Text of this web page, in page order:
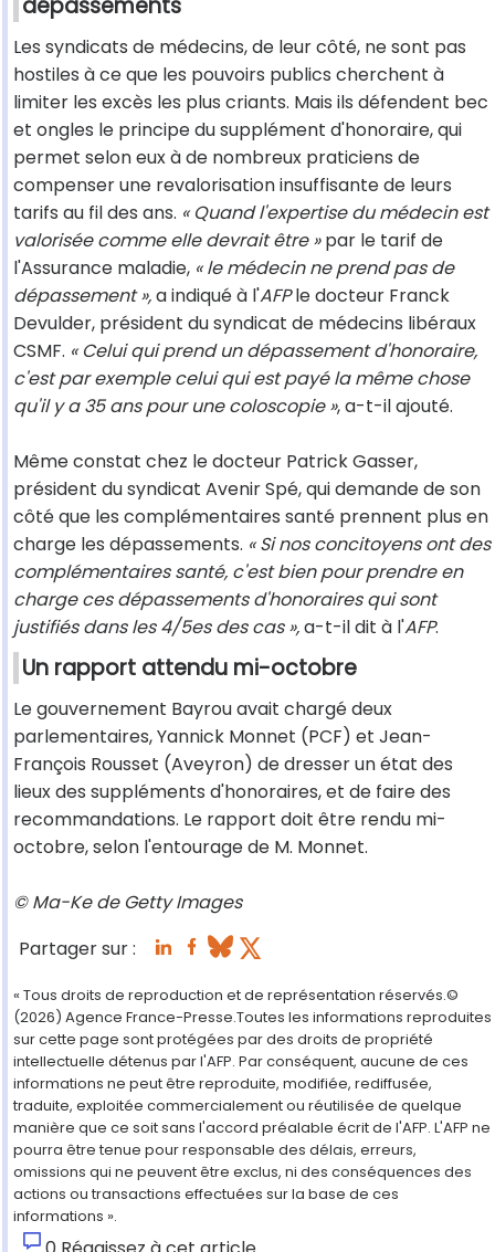
dépassements
Les syndicats de médecins, de leur côté, ne sont pas
hostiles à ce que les pouvoirs publics cherchent à
limiter les excès les plus criants. Mais ils défendent bec
et ongles le principe du supplément d'honoraire, qui
permet selon eux à de nombreux praticiens de
compenser une revalorisation insuffisante de leurs
tarifs au fil des ans. « Quand l'expertise du médecin est
valorisée comme elle devrait être »par le tarif de
l'Assurance maladie, « le médecin ne prend pas de
dépassement »,a indiqué à l'AFPle docteur Franck
Devulder, président du syndicat de médecins libéraux
CSMF. « Celui qui prend un dépassement d'honoraire,
c'est par exemple celui qui est payé la même chose
qu'il y a 35 ans pour une coloscopie », a-t-il ajouté.
Même constat chez le docteur Patrick Gasser,
président du syndicat Avenir Spé, qui demande de son
côté que les complémentaires santé prennent plus en
charge les dépassements. « Si nos concitoyens ont des
complémentaires santé, c'est bien pour prendre en
charge ces dépassements d'honoraires qui sont
justifiés dans les 4/5es des cas »,a-t-il dit à l'AFP.
Un rapport attendu mi-octobre
Le gouvernement Bayrou avait chargé deux
parlementaires, Yannick Monnet (PCF) et Jean-
François Rousset (Aveyron) de dresser un état des
lieux des suppléments d'honoraires, et de faire des
recommandations. Le rapport doit être rendu mi-
octobre, selon l'entourage de M. Monnet.
© Ma-Ke de Getty Images
Partager sur :
« Tous droits de reproduction et de représentation réservés.©
(2026) Agence France-Presse.Toutes les informations reproduites
sur cette page sont protégées par des droits de propriété
intellectuelle détenus par l'AFP. Par conséquent, aucune de ces
informations ne peut être reproduite, modifiée, rediffusée,
traduite, exploitée commercialement ou réutilisée de quelque
manière que ce soit sans l'accord préalable écrit de l'AFP. L'AFP ne
pourra être tenue pour responsable des délais, erreurs,
omissions qui ne peuvent être exclus, ni des conséquences des
actions ou transactions effectuées sur la base de ces
informations ».